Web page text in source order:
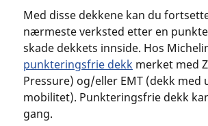
Med disse dekkene kan du
nærmeste verksted etter en
skade dekkets innside. Hos
punkteringsfrie dekkmerket med
Pressure) og/eller EMT (dekk med
mobilitet). Punkteringsfrie dekk
gang.